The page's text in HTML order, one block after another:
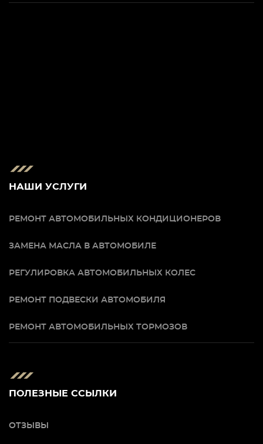
НАШИ УСЛУГИ
РЕМОНТ АВТОМОБИЛЬНЫХ КОНДИЦИОНЕРОВ
ЗАМЕНА МАСЛА В АВТОМОБИЛЕ
РЕГУЛИРОВКА АВТОМОБИЛЬНЫХ КОЛЕС
РЕМОНТ ПОДВЕСКИ АВТОМОБИЛЯ
РЕМОНТ АВТОМОБИЛЬНЫХ ТОРМОЗОВ
ПОЛЕЗНЫЕ ССЫЛКИ
ОТЗЫВЫ